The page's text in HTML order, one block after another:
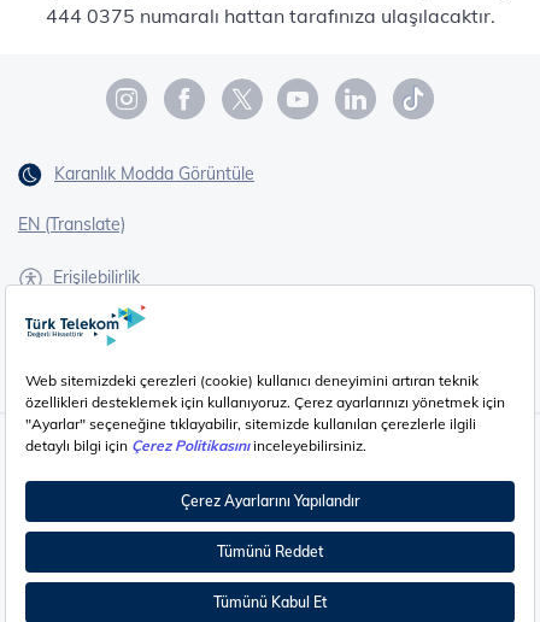
444 0375 numaralı hattan tarafınıza ulaşılacaktır.
Karanlık Modda Görüntüle
EN (Translate)
Erişilebilirlik
İşaret Dili Çevirisi
Çerez Ayarları